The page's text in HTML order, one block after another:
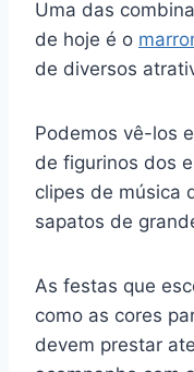
Uma das
de hoje é o
de diversos
Podemos vê-los
de figurinos dos
clipes de música
sapatos de
As festas que
como as cores
devem prestar